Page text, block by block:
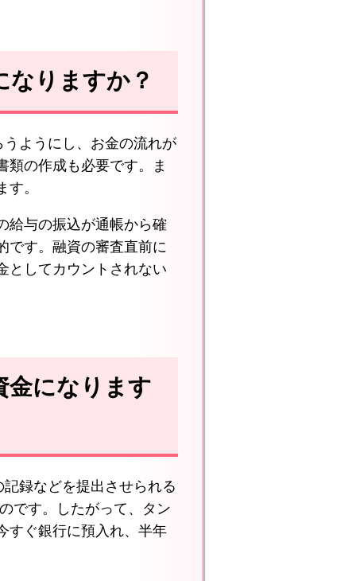
なりますか？
ようにし、お金の流れが
類の作成も必要です。ま
。
給与の振込が通帳から確
です。融資の審査直前に
としてカウントされない
金になります
録などを提出させられる
です。したがって、タン
すぐ銀行に預入れ、半年